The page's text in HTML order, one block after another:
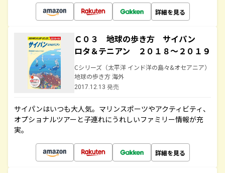
詳細を見る
Ｃ０３ 地球の歩き方 サイパン
ロタ＆テニアン ２０１８～２０１９
Cシリーズ（太平洋 インド洋の島々&オセアニア）
地球の歩き方 海外
2017.12.13 発売
サイパンはいつも大人気。マリンスポーツやアクティビティ、
オプショナルツアーと子連れにうれしいファミリー情報が充
実。
詳細を見る